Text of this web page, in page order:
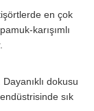
en çok
karışımlı
dokusu
sık